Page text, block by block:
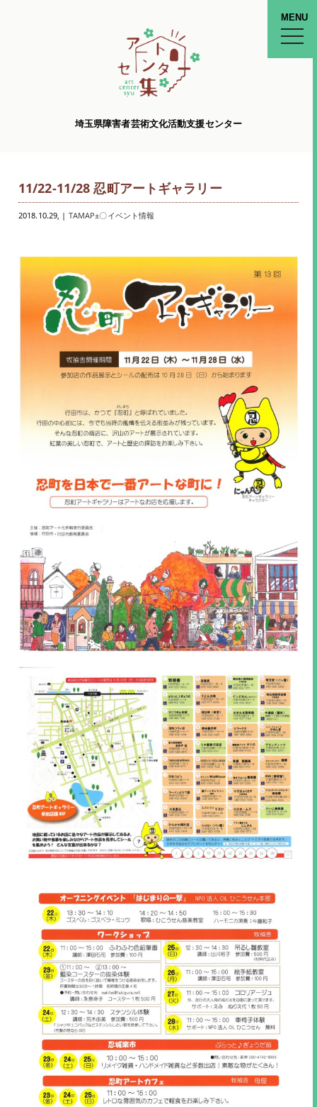
埼玉県障害者芸術文化活動支援センター
MENU
toggle
11/22-11/28 忍町アートギャラリー
2018.10.29, | TAMAP±〇イベント情報